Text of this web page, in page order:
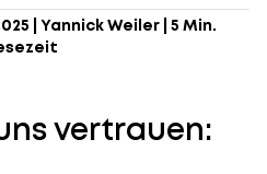
Yannick Weiler| 5 Min.
vertrauen: